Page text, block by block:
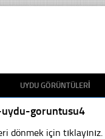
UYDU GÖRÜNTÜLERI
goruntusu4
dönmek için tıklayınız.